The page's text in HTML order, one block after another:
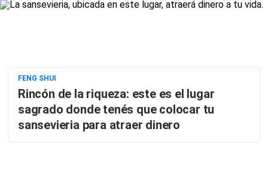
FENG SHUI
Rincón de la riqueza: este es el lugar
sagrado donde tenés que colocar tu
sansevieria para atraer dinero